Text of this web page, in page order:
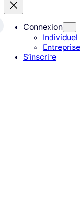
Connexion
Individuel
Entreprise
S’inscrire